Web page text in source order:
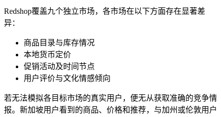
Redshop覆盖九个独立市场，各市场在以下方面存在显著差
异：
商品目录与库存情况
本地货币定价
促销活动及时间节点
用户评价与文化情感倾向
若无法模拟各目标市场的真实用户，便无从获取准确的竞争情
报。新加坡用户看到的商品、价格和推荐，与加州或伦敦用户